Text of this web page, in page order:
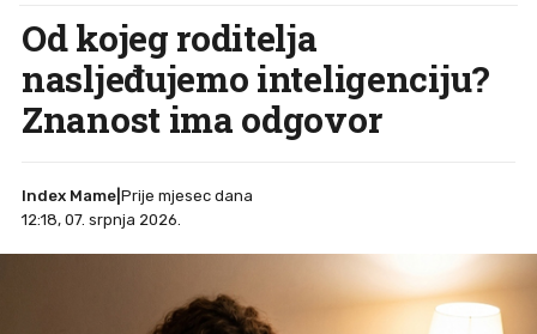
Od kojeg roditelja
nasljeđujemo inteligenciju?
Znanost ima odgovor
Index Mame
Prije mjesec dana
12:18, 07. srpnja 2026.